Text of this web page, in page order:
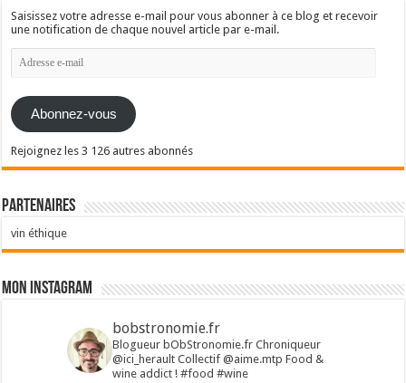
Saisissez votre adresse e-mail pour vous abonner à ce blog et recevoir
une notification de chaque nouvel article par e-mail.
Adresse
e-
Abonnez-vous
Rejoignez les 3 126 autres abonnés
Partenaires
vin éthique
Mon Instagram
bobstronomie.fr
Blogueur bObStronomie.fr Chroniqueur
@ici_heraultCollectif @aime.mtp Food &
wine addict !#food #wine